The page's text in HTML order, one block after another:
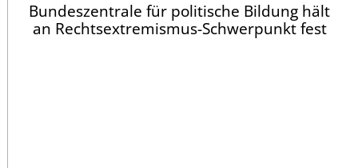
Bundeszentrale für politische Bildung hält
an Rechtsextremismus-Schwerpunkt fest